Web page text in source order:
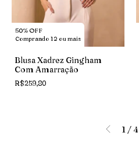
50% OFF
Comprando 12 ou mais
Blusa Xadrez Gingham
Com Amarração
R$259,80
1 /4